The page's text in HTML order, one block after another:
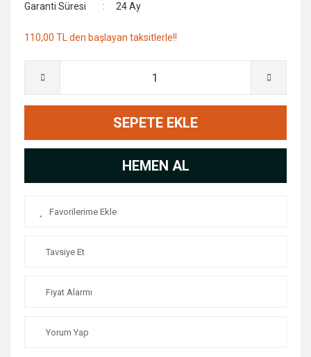
Garanti Süresi
24 Ay
110,00 TL den başlayan taksitlerle!!
SEPETE EKLE
HEMEN AL
Tavsiye Et
Fiyat Alarmı
Yorum Yap